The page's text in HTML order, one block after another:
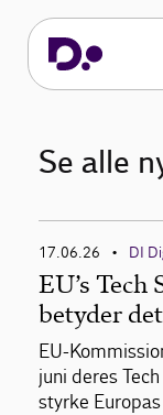
Se alle
17.06.26 • DI
EU’s Tech
betyder
EU-
juni deres
styrke